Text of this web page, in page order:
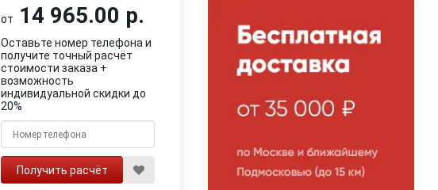
от 14 965.00 р.
Оставьте номер телефона и
получите точный расчёт
стоимости заказа +
возможность
индивидуальной скидки до
20%